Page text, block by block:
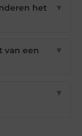
het
▼
van een
▼
▼